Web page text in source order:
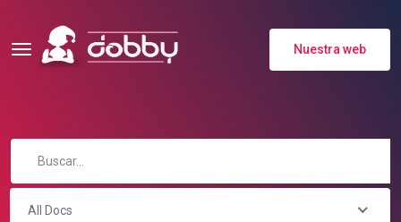
Nuestra web
All Docs